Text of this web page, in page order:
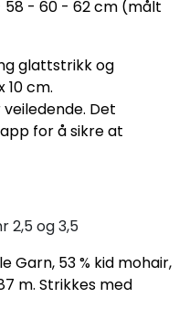
58 - 60 - 62 cm (målt
glattstrikk og
10 cm.
Det
for å sikre at
2,5 og 3,5
Garn, 53 % kid mohair,
m. Strikkes med